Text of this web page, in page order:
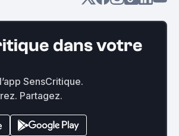
dans votre
SensCritique.
Partagez.